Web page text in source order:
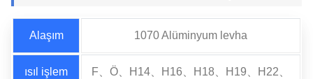
Alaşım 1070 Alüminyum levha
ısıl işlem
F、Ö、H14、H16、H18、H19、H22、